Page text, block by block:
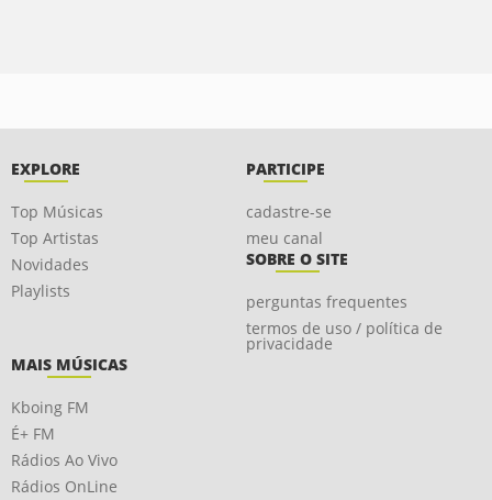
EXPLORE
Top Músicas
Top Artistas
Novidades
Playlists
PARTICIPE
cadastre-se
meu canal
SOBRE O SITE
perguntas frequentes
termos de uso / política de
privacidade
MAIS MÚSICAS
Kboing FM
É+ FM
Rádios Ao Vivo
Rádios OnLine